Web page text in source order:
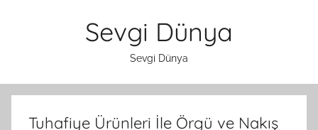
Sevgi Dünya
Sevgi Dünya
Tuhafiye Ürünleri İle Örgü ve Nakış